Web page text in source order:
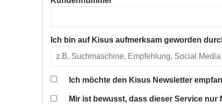
Ich bin auf Kisus aufmerksam geworden
Ich möchte den Kisus Newsletter
Mir ist bewusst, dass dieser Service